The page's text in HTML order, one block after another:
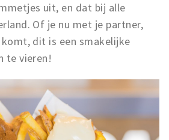
uit, en dat bij alle
Of je nu met je partner,
dit is een smakelijke
te vieren!